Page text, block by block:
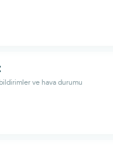
ve hava durumu